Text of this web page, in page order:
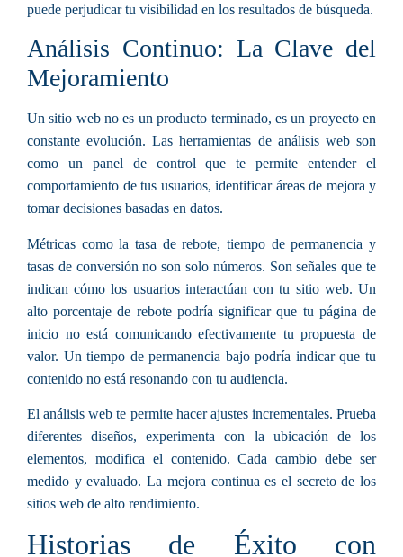
puede perjudicar tu visibilidad en los resultados de búsqueda.
Análisis Continuo: La Clave del
Mejoramiento
Un sitio web no es un producto terminado, es un proyecto en
constante evolución. Las herramientas de análisis web son
como un panel de control que te permite entender el
comportamiento de tus usuarios, identificar áreas de mejora y
tomar decisiones basadas en datos.
Métricas como la tasa de rebote, tiempo de permanencia y
tasas de conversión no son solo números. Son señales que te
indican cómo los usuarios interactúan con tu sitio web. Un
alto porcentaje de rebote podría significar que tu página de
inicio no está comunicando efectivamente tu propuesta de
valor. Un tiempo de permanencia bajo podría indicar que tu
contenido no está resonando con tu audiencia.
El análisis web te permite hacer ajustes incrementales. Prueba
diferentes diseños, experimenta con la ubicación de los
elementos, modifica el contenido. Cada cambio debe ser
medido y evaluado. La mejora continua es el secreto de los
sitios web de alto rendimiento.
Historias de Éxito con